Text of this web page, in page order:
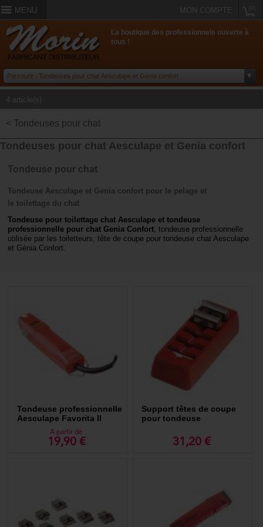
MENU MON COMPTE
La boutique des professionnels ouverte à
tous !
4 article(s)
< Tondeuses pour chat
Tondeuses pour chat Aesculape et Genia confort
Tondeuse pour chat
Tondeuse Aesculape et Genia confort pour
le pelage et
letoilettage du chat
Tondeuse pour toilettage chat Aesculape et tondeuse
professionnelle pour chat Genia Confort, tondeuse professionnelle
utilisée par les toiletteurs, tête de coupe pour tondeuse chat Aesculape
et Génia Confort.
Tondeuse professionnelle
Aesculape Favorita II
A partir de
19,90 €
Support têtes de coupe
pour tondeuse
31,20 €